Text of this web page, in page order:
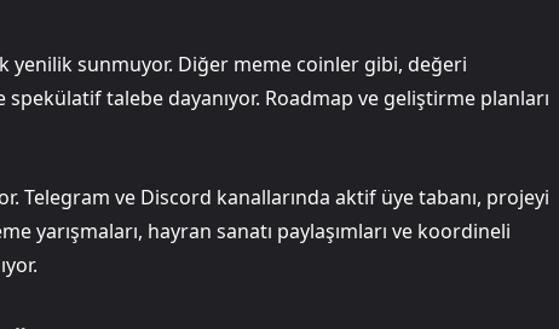
yenilik sunmuyor. Diğer meme coinler gibi, değeri
talebe dayanıyor. Roadmap ve geliştirme planları
Telegram ve Discord kanallarında aktif üye tabanı, projeyi
yarışmaları, hayran sanatı paylaşımları ve koordineli